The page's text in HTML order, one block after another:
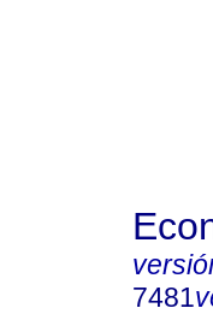
7481